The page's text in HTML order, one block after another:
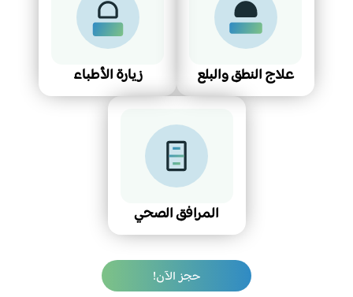
علاج النطق والبلع زيارة الأطباء
المرافق الصحي
حجز الآن!